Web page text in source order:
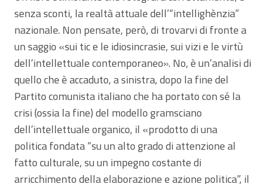
senza sconti, la realtà attuale dell’“intellighènzia”
nazionale. Non pensate, però, di trovarvi di fronte a
un saggio «sui tic e le idiosincrasie, sui vizi e le virtù
dell’intellettuale contemporaneo». No, è un’analisi di
quello che è accaduto, a sinistra, dopo la fine del
Partito comunista italiano che ha portato con sé la
crisi (ossia la fine) del modello gramsciano
dell’intellettuale organico, il «prodotto di una
politica fondata “su un alto grado di attenzione al
fatto culturale, su un impegno costante di
arricchimento della elaborazione e azione politica”, il